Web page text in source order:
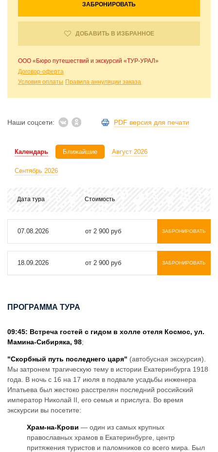
ЗАБРОНИРОВАТЬ
ДОБАВИТЬ В ИЗБРАННОЕ
ООО «Бюро путешествий и экскурсий «ТУР-УРАЛ»
Договор-оферта
Условия оплаты Правила аннуляции заказа
Наши соцсети: PDF версия для печати
Календарь Ближайшие Август 2026
Сентябрь 2026
Дата тура Стоимость
07.08.2026 от 2 900 руб ЗАБРОНИРОВАТЬ
18.09.2026 от 2 900 руб ЗАБРОНИРОВАТЬ
ПРОГРАММА ТУРА
09:45: Встреча гостей с гидом в холле отеля Космос, ул.
Мамина-Сибиряка, 98;
"Скорбный путь последнего царя" (автобусная экскурсия).
Мы затронем трагическую тему в истории Екатеринбурга 1918
года. В ночь с 16 на 17 июля в подвале усадьбы инженера
Ипатьева был жестоко расстрелян последний российский
император Николай II, его семья и прислуга. Во время
экскурсии вы посетите:
Храм-на-Крови — один из самых крупных
православных храмов в Екатеринбурге, центр
притяжения туристов и паломников со всего мира. Был